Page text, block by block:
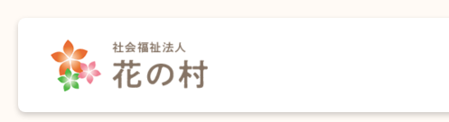
介護事業
保育事業・あさりこども園